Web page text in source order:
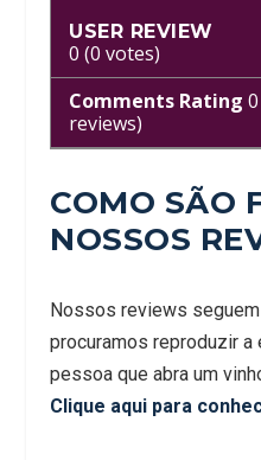
USER REVIEW
0 (0 votes)
Comments Rating 0
reviews)
COMO SÃO
NOSSOS
Nossos reviews
procuramos reproduzir a
pessoa que abra um
Clique aqui para